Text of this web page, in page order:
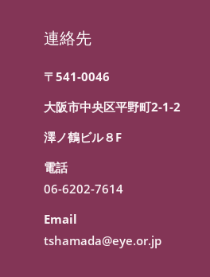
連絡先
〒541-0046
大阪市中央区平野町2-1-2
澤ノ鶴ビル８F
電話
06-6202-7614
Email
tshamada@eye.or.jp